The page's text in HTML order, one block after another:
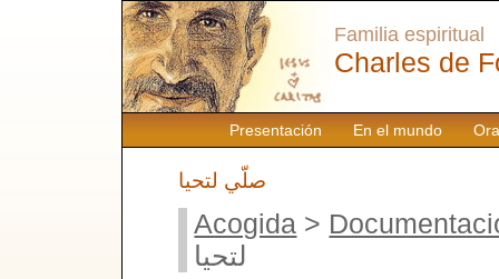
Presentación En el mundo
Familia espiritual
Charles de
صلّي لتحيا
Acogida >
لتحيا